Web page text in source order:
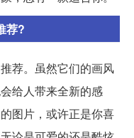
荐?
荐。虽然它们的画风
给人带来全新的感
图片，或许正是你喜